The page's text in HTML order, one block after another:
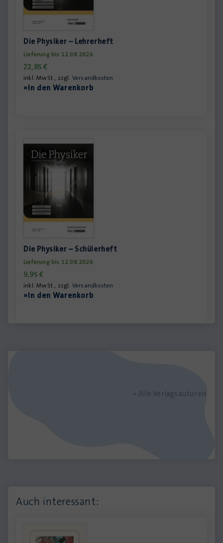
Die Physiker – Lehrerheft
Lieferung bis 12.08.2026
22,85€
inkl. MwSt., zzgl. Versandkosten
»In den Warenkorb
Die Physiker – Schülerheft
Lieferung bis 12.08.2026
9,95 €
inkl. MwSt., zzgl. Versandkosten
»In den Warenkorb
» Alle Verlagsautoren
Auch interessant: